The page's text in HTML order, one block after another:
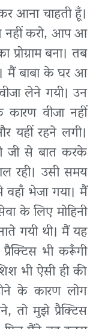
आना चाहती हूँ।
नहीं करो, आप आ
बना। तब
मैं बाबा के घर आ
लेने गयी। उन
वीजा नहीं
यहीं रहने लगी।
जी से बात करके
रही। उसी समय
वहाँ भेजा गया। मैं
के लिए मोहिनी
गयी थी। मैं यह
भी करूँगी
भी ऐसी ही की
के कारण लोग
तो मुझे प्रैक्टिस